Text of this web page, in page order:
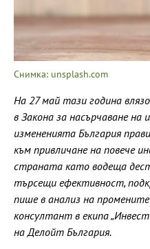
Снимка: unsplash.com
На 27 май тази година
в Закона за насърчаване на
измененията България
към привличане на повече
страната като водеща
търсещи ефективност,
пише в анализ на
консултант в екипа
на Делойт България.